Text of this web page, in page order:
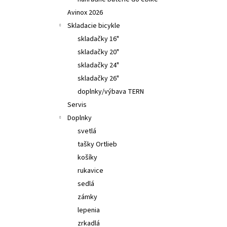
Avinox 2026
Skladacie bicykle
skladačky 16"
skladačky 20"
skladačky 24"
skladačky 26"
doplnky/výbava TERN
Servis
Doplnky
svetlá
tašky Ortlieb
košíky
rukavice
sedlá
zámky
lepenia
zrkadlá
DJI M2,M2S
€309